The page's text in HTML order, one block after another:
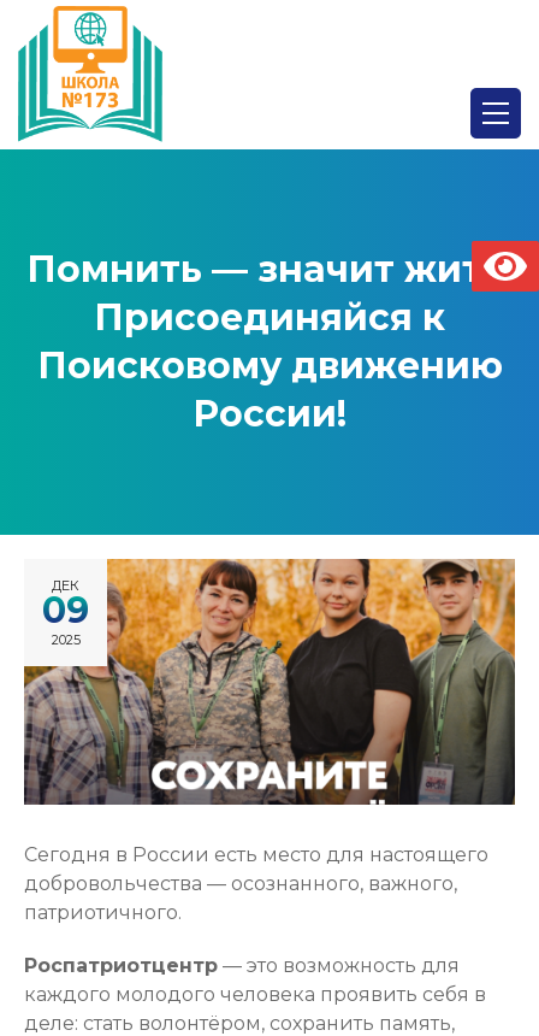
Помнить — значит жить.
Присоединяйся к
Поисковому движению
России!
ДЕК
09
2025
Сегодня в России есть место для настоящего
добровольчества — осознанного, важного,
патриотичного.
Роспатриотцентр — это возможность для
каждого молодого человека проявить себя в
деле: стать волонтёром, сохранить память,